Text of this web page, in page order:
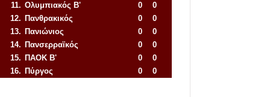
11. Ολυμπιακός Β' 0
0
12. Πανθρακικός 0
0
13. Πανιώνιος 0
0
14. Πανσερραϊκός 0
0
15. ΠΑΟΚ Β' 0
0
16. Πύργος 0
0